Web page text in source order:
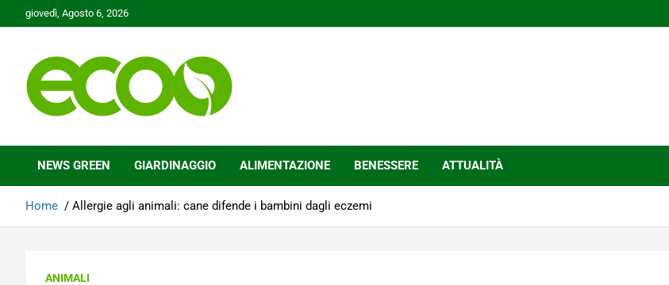
to
giovedì, Agosto 6, 2026
Ecoo.it
NEWS GREEN GIARDINAGGIO ALIMENTAZIONE BENESSERE ATTUALITÀ
Home Allergie agli animali: cane difende i bambini dagli eczemi
ANIMALI